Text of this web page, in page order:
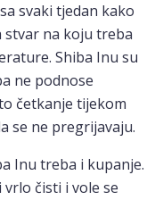
svaki tjedan kako
na koju treba
Shiba Inu su
ne podnose
četkanje tijekom
se ne pregrijavaju.
Inu treba i kupanje.
čisti i vole se